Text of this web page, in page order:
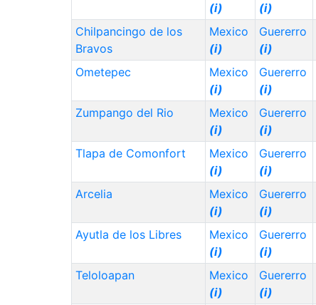
(i)
(i)
Chilpancingo de los
Bravos
Mexico
(i)
Guererro
(i)
Ometepec
Mexico
(i)
Guererro
(i)
Zumpango del Rio
Mexico
(i)
Guererro
(i)
Tlapa de Comonfort
Mexico
(i)
Guererro
(i)
Arcelia
Mexico
(i)
Guererro
(i)
Ayutla de los Libres
Mexico
(i)
Guererro
(i)
Teloloapan
Mexico
(i)
Guererro
(i)